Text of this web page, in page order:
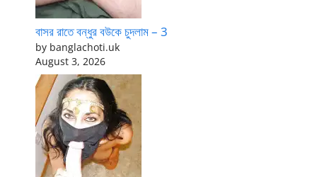
বাসর রাতে বন্ধুর বউকে চুদলাম – 3
by banglachoti.uk
August 3, 2026